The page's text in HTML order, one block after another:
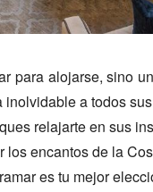
para alojarse, sino
a todos
relajarte en sus
encantos de la
es tu mejor